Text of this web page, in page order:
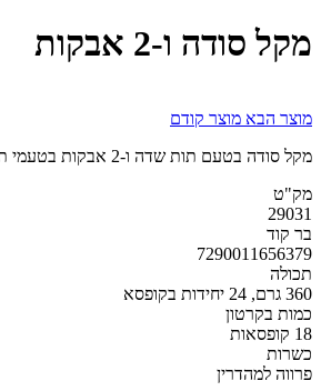
מקל סודה ו-2 אבקות
מוצר הבא מוצר קודם
מקל סודה בטעם תות שדה ו-2 אבקות בטעמי תותי פרוטי ופטל
מק"ט
29031
בר קוד
7290011656379
תכולה
360 גרם, 24 יחידות בקופסא
כמות בקרטון
18 קופסאות
כשרות
פרווה למהדרין